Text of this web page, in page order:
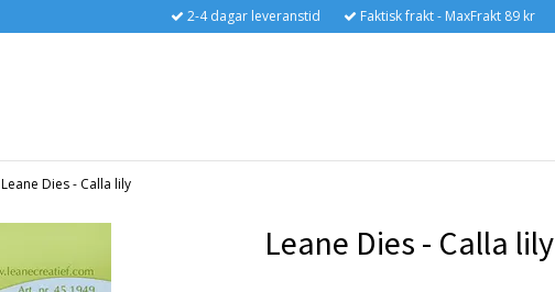
2-4 dagar leveranstid Faktisk frakt - MaxFrakt 89 kr
Leane Dies - Calla lily
Leane Dies - Calla lily